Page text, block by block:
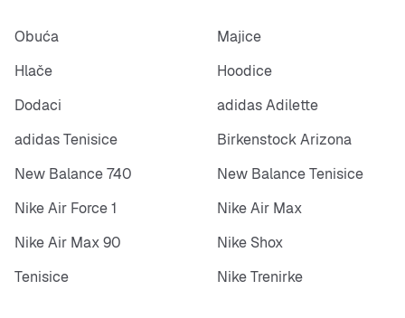
Obuća
Majice
Hlače
Hoodice
Dodaci
adidas Adilette
adidas Tenisice
Birkenstock Arizona
New Balance 740
New Balance Tenisice
Nike Air Force 1
Nike Air Max
Nike Air Max 90
Nike Shox
Tenisice
Nike Trenirke